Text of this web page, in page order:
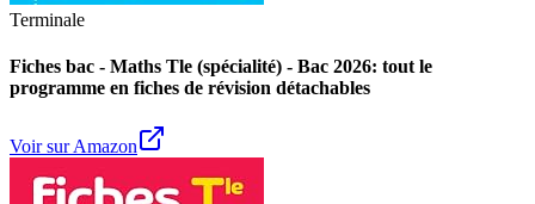
Terminale
Fiches bac - Maths Tle (spécialité) - Bac 2026: tout le
programme en fiches de révision détachables
Voir sur Amazon